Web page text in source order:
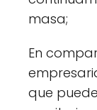
masa;
En
que